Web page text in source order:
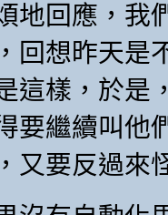
地回應，我
回想昨天是
這樣，於是
要繼續叫他
又要反過來